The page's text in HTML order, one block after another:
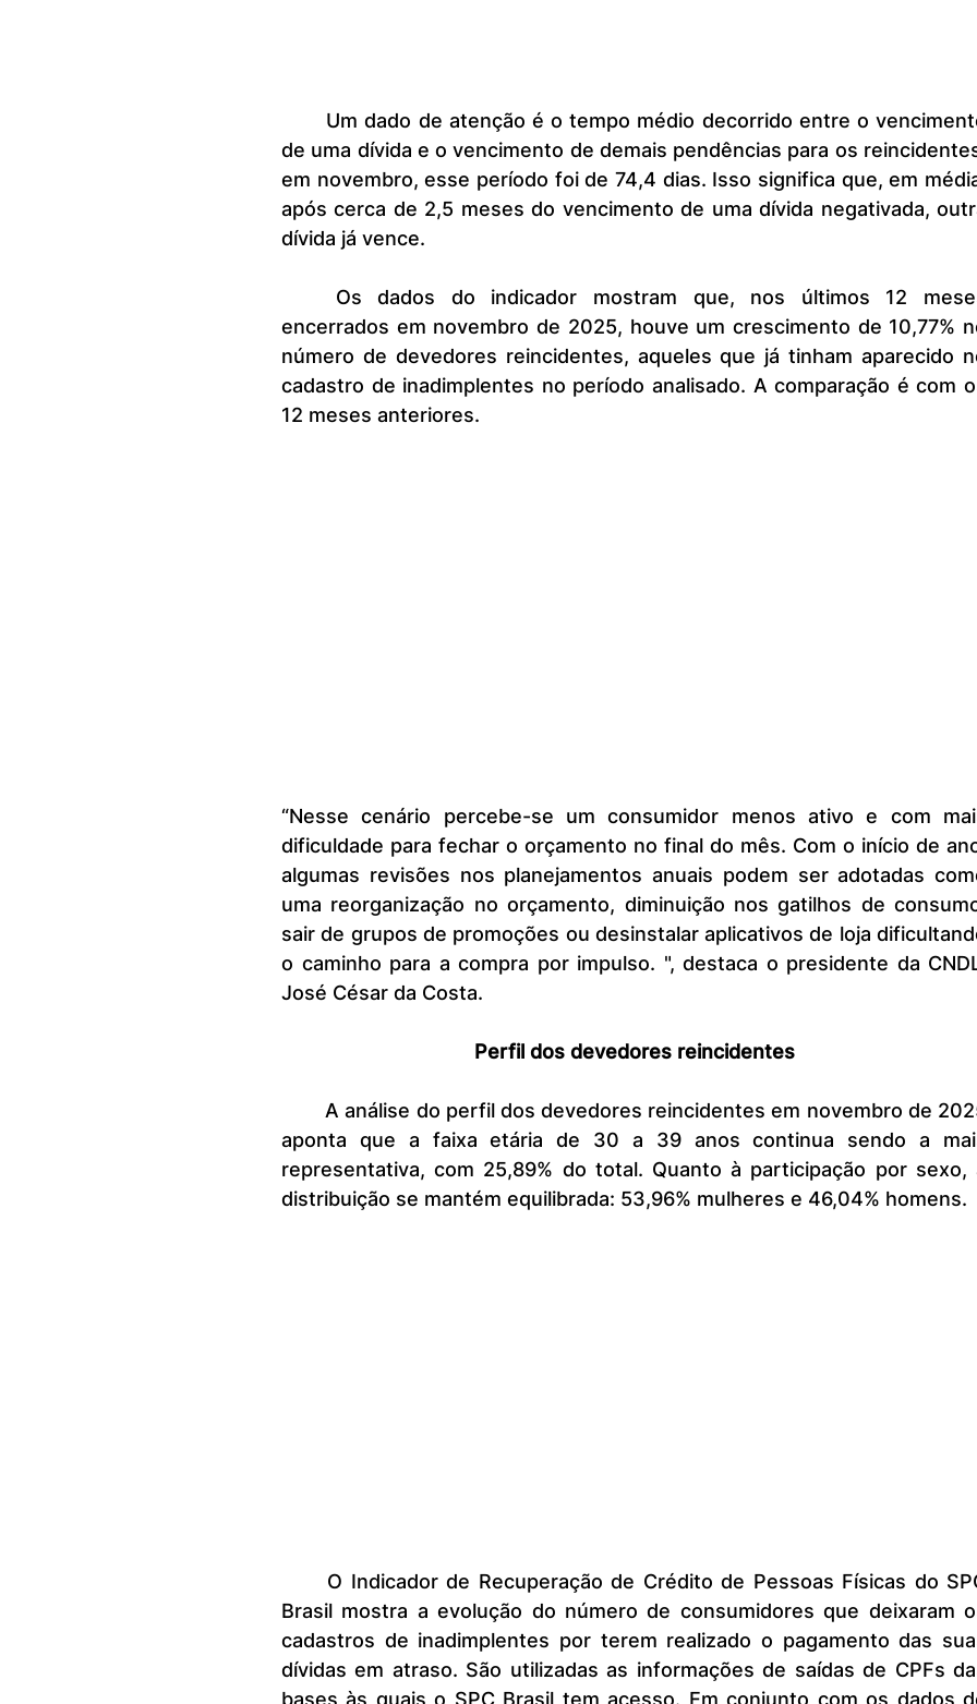
de uma dívida e o vencimento de demais pendências para os
em novembro, esse período foi de 74,4 dias. Isso significa que, em
após cerca de 2,5 meses do vencimento de uma dívida negativada,
dívida já vence.
encerrados em novembro de 2025, houve um crescimento de 10,77%
número de devedores reincidentes, aqueles que já tinham aparecido
cadastro de inadimplentes no período analisado. A comparação é com
12 meses anteriores.
“Nesse cenário percebe-se um consumidor menos ativo e com
dificuldade para fechar o orçamento no final do mês. Com o início de
algumas revisões nos planejamentos anuais podem ser adotadas
uma reorganização no orçamento, diminuição nos gatilhos de
sair de grupos de promoções ou desinstalar aplicativos de loja
o caminho para a compra por impulso. ", destaca o presidente da
José César da Costa.
Perfil dos devedores reincidentes
	A análise do perfil dos devedores reincidentes em novembro de 2025
aponta que a faixa etária de 30 a 39 anos continua sendo a
representativa, com 25,89% do total. Quanto à participação por sexo,
distribuição se mantém equilibrada: 53,96% mulheres e 46,04% homens.
Brasil mostra a evolução do número de consumidores que deixaram
cadastros de inadimplentes por terem realizado o pagamento das
dívidas em atraso. São utilizadas as informações de saídas de CPFs
bases às quais o SPC Brasil tem acesso. Em conjunto com os dados